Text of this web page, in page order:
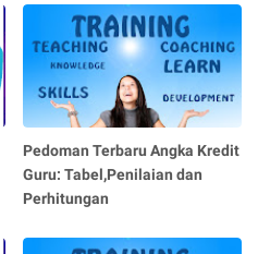
Pedoman Terbaru Angka Kredit
Guru: Tabel,Penilaian dan
Perhitungan